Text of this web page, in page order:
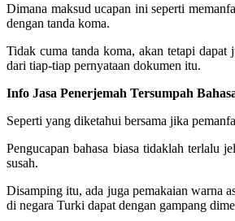
Dimana maksud ucapan ini seperti
dengan tanda koma.
Tidak cuma tanda koma, akan tetapi dapat
dari tiap-tiap pernyataan dokumen itu.
Info Jasa Penerjemah Tersumpah
Seperti yang diketahui bersama jika
Pengucapan bahasa biasa tidaklah terlalu
susah.
Disamping itu, ada juga pemakaian warna
di negara Turki dapat dengan gampang